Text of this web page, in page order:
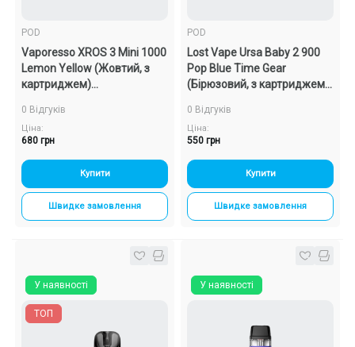
POD
Vaporesso XROS 3 Mini 1000
Lemon Yellow (Жовтий, з
картриджем)
0 Відгуків
Ціна:
680 грн
Купити
Швидке замовлення
POD
Lost Vape Ursa Baby 2 900
Pop Blue Time Gear
(Бірюзовий, з картриджем)
0 Відгуків
Ціна:
550 грн
Купити
Швидке замовлення
У наявності
ТОП
У наявності